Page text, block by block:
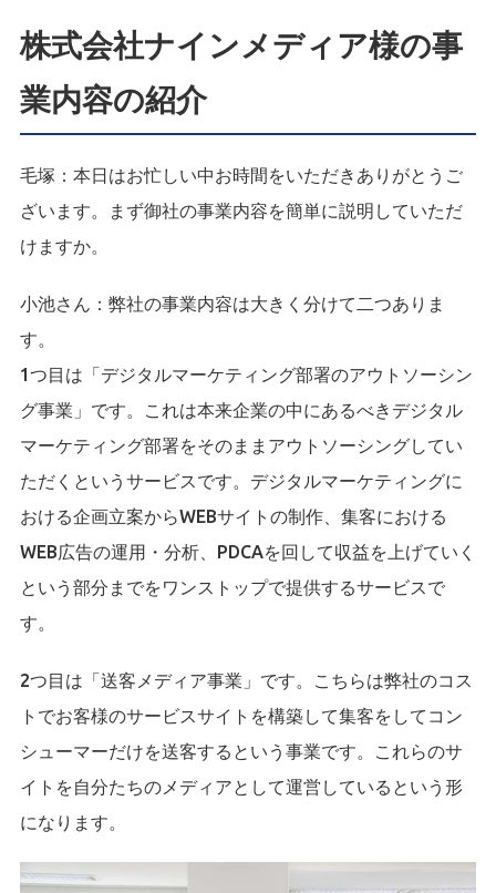
株式会社ナインメディア様の事
業内容の紹介
毛塚： 本日はお忙しい中お時間をいただきありがとうご
ざいます。まず御社の事業内容を簡単に説明していただ
けますか。
小池さん： 弊社の事業内容は大きく分けて二つありま
す。
1つ目は「デジタルマーケティング部署のアウトソーシン
グ事業」です。これは本来企業の中にあるべきデジタル
マーケティング部署をそのままアウトソーシングしてい
ただくというサービスです。デジタルマーケティングに
おける企画立案からWEBサイトの制作、集客における
WEB広告の運用・分析、PDCAを回して収益を上げていく
という部分までをワンストップで提供するサービスで
す。
2つ目は「送客メディア事業」です。こちらは弊社のコス
トでお客様のサービスサイトを構築して集客をしてコン
シューマーだけを送客するという事業です。これらのサ
イトを自分たちのメディアとして運営しているという形
になります。